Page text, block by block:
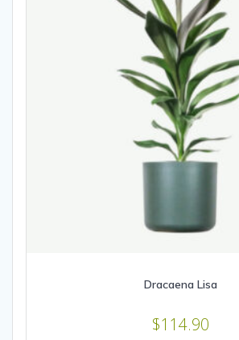
Dracaena Lisa
$114.90